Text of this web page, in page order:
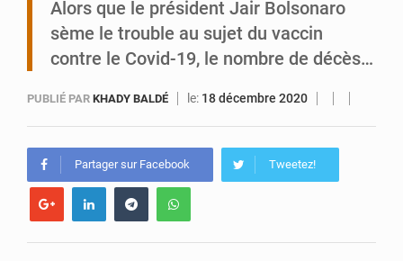
Niger : le ministère du Pétrole mise sur la performance
Alors que le président Jair Bolsonaro
sème le trouble au sujet du vaccin
contre le Covid-19, le nombre de décès…
PUBLIÉ PAR KHADY BALDÉ le: 18 décembre 2020
Partager sur Facebook Tweetez!